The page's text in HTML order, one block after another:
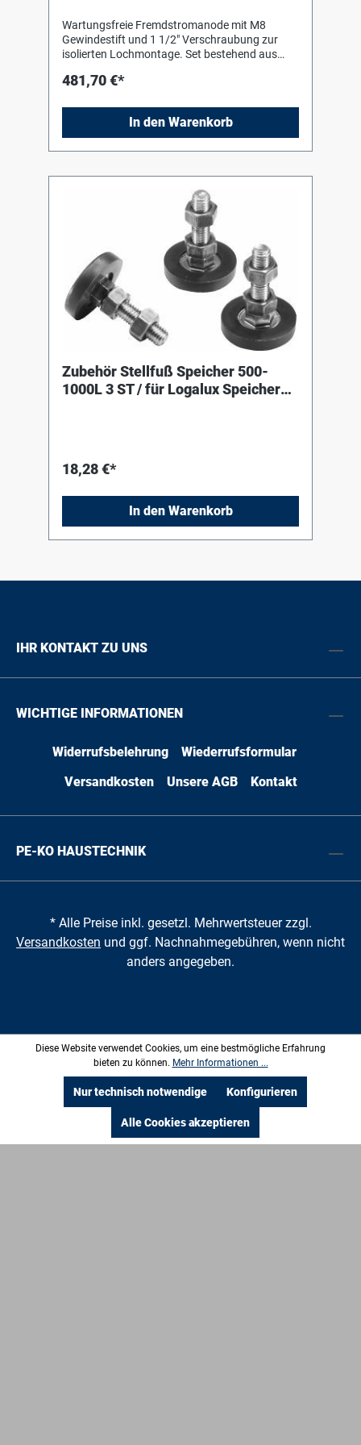
Wartungsfreie Fremdstromanode mit M8
Gewindestift und 1 1/2" Verschraubung zur
isolierten Lochmontage. Set bestehend aus
Anschluss an 230-V-Steckdose,
300/5 bis 400/5.
481,70 €*
In den Warenkorb
Zubehör Stellfuß Speicher 500-
1000L 3 ST / für Logalux Speicher
18,28 €*
In den Warenkorb
IHR KONTAKT ZU UNS
WICHTIGE INFORMATIONEN
Widerrufsbelehrung
Wiederrufsformular
Versandkosten
Unsere AGB Kontakt
PE-KO HAUSTECHNIK
* Alle Preise inkl. gesetzl. Mehrwertsteuer zzgl.
Versandkosten und ggf. Nachnahmegebühren, wenn nicht
anders angegeben.
Diese Website verwendet Cookies, um eine bestmögliche Erfahrung
bieten zu können. Mehr Informationen ...
Nur technisch notwendige Konfigurieren
Alle Cookies akzeptieren